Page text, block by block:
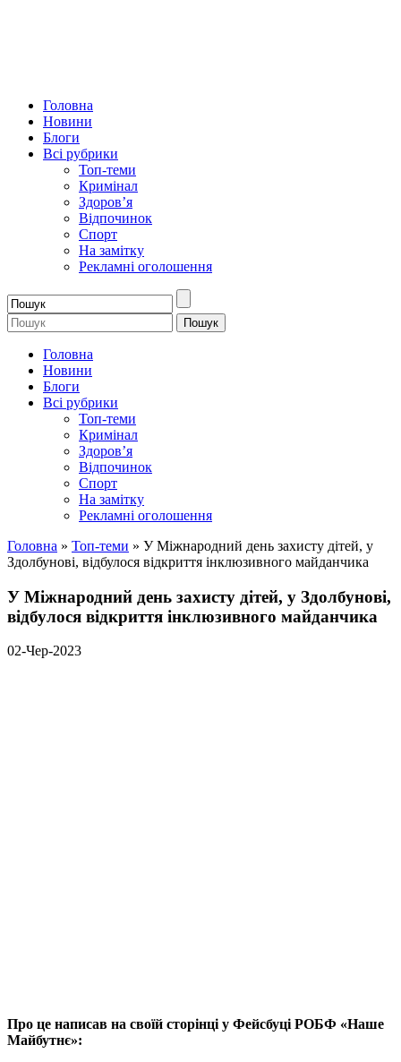
Головна
Новини
Блоги
Всі рубрики
Топ-теми
Кримінал
Здоров’я
Відпочинок
Спорт
На замітку
Рекламні оголошення
Головна
Новини
Блоги
Всі рубрики
Топ-теми
Кримінал
Здоров’я
Відпочинок
Спорт
На замітку
Рекламні оголошення
Головна » Топ-теми » У Міжнародний день захисту дітей, у
Здолбунові, відбулося відкриття інклюзивного майданчика
У Міжнародний день захисту дітей, у Здолбунові,
відбулося відкриття інклюзивного майданчика
02-Чер-2023
Про це написав на своїй сторінці у Фейсбуці РОБФ «Наше
Майбутнє»: